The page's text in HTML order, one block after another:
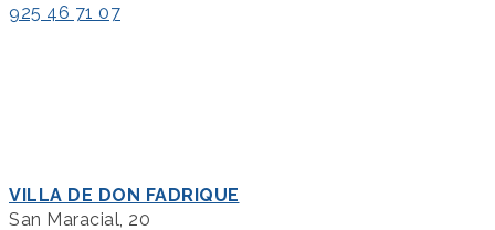
925 46 71 07
VILLA DE DON FADRIQUE
San Maracial, 20